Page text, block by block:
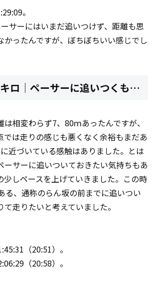
。
サーにはいまだ追いつけず、距離も思
かったんですが、ぼちぼちいい感じでし
ロ｜ペーサーに追いつくも…
相変わらず7、80ｍあったんですが、
では走りの感じも悪くなく余裕もまだあ
近づいている感触はありました。とは
ーサーに追いついておきたい気持ちもあ
少しペースを上げていきました。この時
る、通称のらん坂の前までに追いつい
走りたいと考えていました。
（20:51）。
（20:58）。